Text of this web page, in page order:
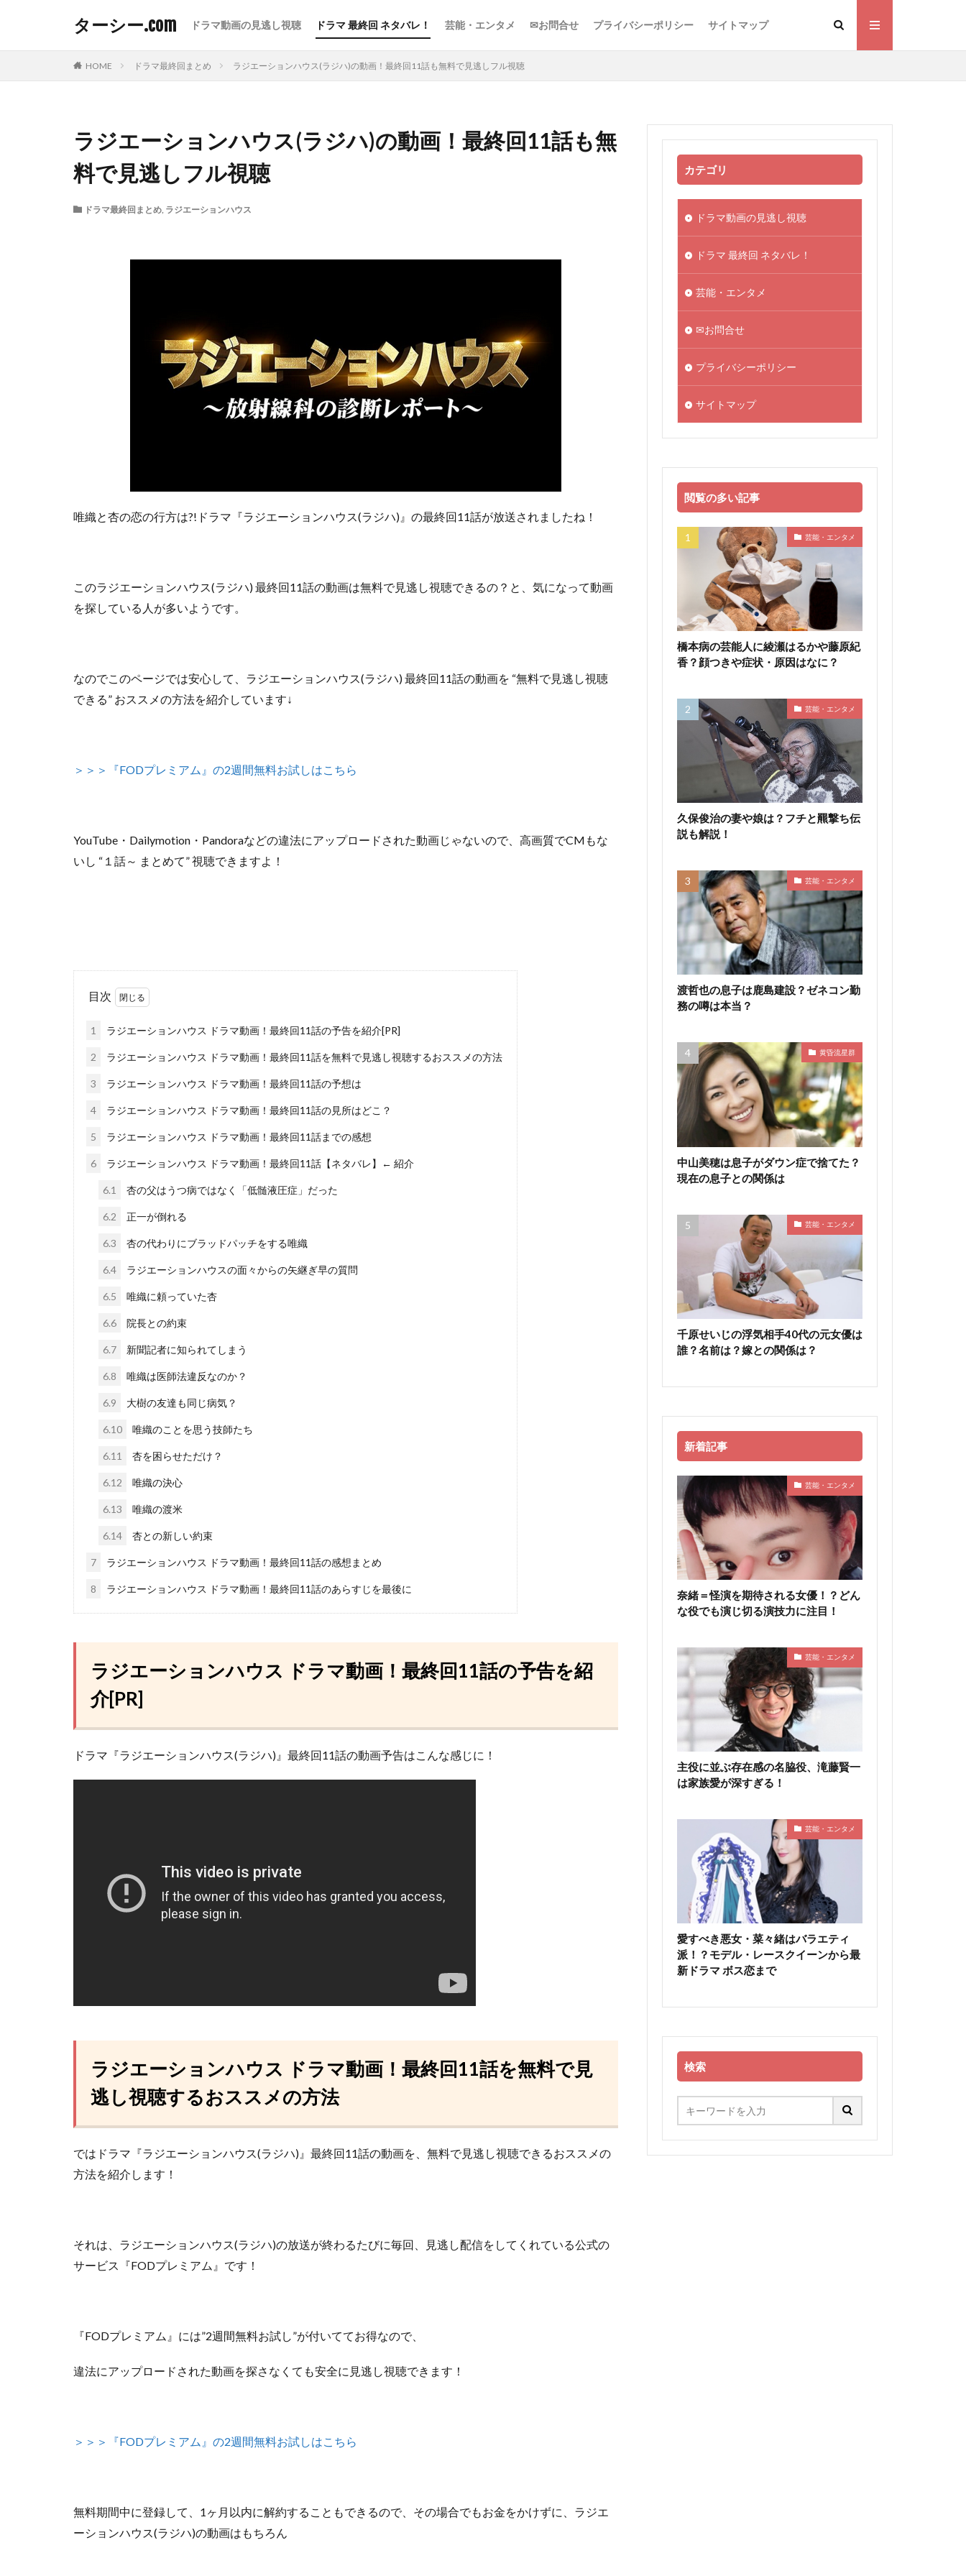
ターシー.com ドラマ動画の見逃し視聴 ドラマ 最終回 ネタバレ！ 芸能・エンタメ ✉お問合せ プライバシーポリシー サイトマップ
HOME ドラマ最終回まとめ ラジエーションハウス(ラジハ)の動画！最終回11話も無料で見逃しフル視聴
ラジエーションハウス(ラジハ)の動画！最終回11話も無
料で見逃しフル視聴
ドラマ最終回まとめ, ラジエーションハウス
唯織と杏の恋の行方は?!ドラマ『ラジエーションハウス(ラジハ)』の最終回11話が放送されましたね！
このラジエーションハウス(ラジハ) 最終回11話の動画は無料で見逃し視聴できるの？ と、気になって動画
を探している人が多いようです。
なのでこのページでは安心して、 ラジエーションハウス(ラジハ) 最終回11話の動画を “無料で見逃し視聴
できる” おススメの方法を紹介しています↓
＞＞＞『FODプレミアム』の2週間無料お試しはこちら
YouTube・Dailymotion・Pandoraなどの違法にアップロードされた動画じゃないので、高画質でCMもな
いし “１話～ まとめて”視聴できますよ！
目次
1 ラジエーションハウス ドラマ動画！最終回11話の予告を紹介[PR]
2 ラジエーションハウス ドラマ動画！最終回11話を無料で見逃し視聴するおススメの方法
3 ラジエーションハウス ドラマ動画！最終回11話の予想は
4 ラジエーションハウス ドラマ動画！最終回11話の見所はどこ？
5 ラジエーションハウス ドラマ動画！最終回11話までの感想
6 ラジエーションハウス ドラマ動画！最終回11話【ネタバレ】← 紹介
6.1 杏の父はうつ病ではなく「低髄液圧症」だった
6.2 正一が倒れる
6.3 杏の代わりにブラッドパッチをする唯織
6.4 ラジエーションハウスの面々からの矢継ぎ早の質問
6.5 唯織に頼っていた杏
6.6 院長との約束
6.7 新聞記者に知られてしまう
6.8 唯織は医師法違反なのか？
6.9 大樹の友達も同じ病気？
6.10 唯織のことを思う技師たち
6.11 杏を困らせただけ？
6.12 唯織の決心
6.13 唯織の渡米
6.14 杏との新しい約束
7 ラジエーションハウス ドラマ動画！最終回11話の感想まとめ
8 ラジエーションハウス ドラマ動画！最終回11話のあらすじを最後に
ラジエーションハウス ドラマ動画！最終回11話の予告を紹
介[PR]
ドラマ『ラジエーションハウス(ラジハ)』最終回11話の動画予告はこんな感じに！
ラジエーションハウス ドラマ動画！最終回11話を無料で見
逃し視聴するおススメの方法
ではドラマ『ラジエーションハウス(ラジハ)』最終回11話の動画を、無料で見逃し視聴できるおススメの
方法を紹介します！
それは、ラジエーションハウス(ラジハ)の放送が終わるたびに毎回、見逃し配信をしてくれている公式の
サービス『FODプレミアム』 です！
『FODプレミアム』には”2週間無料お試し”が付いててお得なので、
違法にアップロードされた動画を探さなくても安全に見逃し視聴できます！
＞＞＞『FODプレミアム』の2週間無料お試しはこちら
無料期間中に登録して、1ヶ月以内に解約することもできるので、 その場合でもお金をかけずに、ラジエ
ーションハウス(ラジハ)の動画はもちろん
カテゴリ
ドラマ動画の見逃し視聴
ドラマ 最終回 ネタバレ！
芸能・エンタメ
✉お問合せ
プライバシーポリシー
サイトマップ
閲覧の多い記事
芸能・エンタメ
橋本病の芸能人に綾瀬はるかや藤原紀
香？顔つきや症状・原因はなに？
芸能・エンタメ
久保俊治の妻や娘は？フチと羆撃ち伝
説も解説！
芸能・エンタメ
渡哲也の息子は鹿島建設？ゼネコン勤
務の噂は本当？
黄昏流星群
中山美穂は息子がダウン症で捨てた？
現在の息子との関係は
芸能・エンタメ
千原せいじの浮気相手40代の元女優は
誰？名前は？嫁との関係は？
新着記事
芸能・エンタメ
奈緒＝怪演を期待される女優！？どん
な役でも演じ切る演技力に注目！
芸能・エンタメ
主役に並ぶ存在感の名脇役、滝藤賢一
は家族愛が深すぎる！
芸能・エンタメ
愛すべき悪女・菜々緒はバラエティ
派！？モデル・レースクイーンから最
新ドラマ ボス恋まで
検索